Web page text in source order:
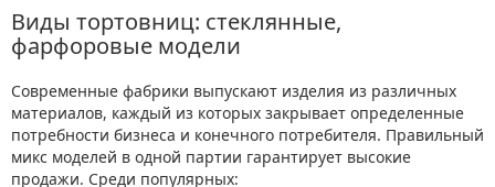
Виды тортовниц: стеклянные,
фарфоровые модели
Современные фабрики выпускают изделия из различных
материалов, каждый из которых закрывает определенные
потребности бизнеса и конечного потребителя. Правильный
микс моделей в одной партии гарантирует высокие
продажи. Среди популярных: